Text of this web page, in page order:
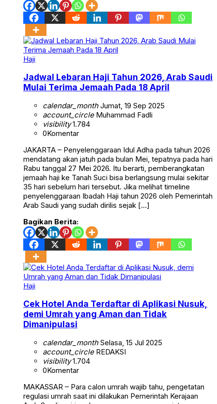
Haji
Jadwal Lebaran Haji Tahun 2026, Arab Saudi
Mulai Terima Jemaah Pada 18 April
calendar_monthJumat, 19 Sep 2025
account_circleMuhammad Fadli
visibility1.784
0Komentar
JAKARTA – Penyelenggaraan Idul Adha pada tahun 2026
mendatang akan jatuh pada bulan Mei, tepatnya pada hari
Rabu tanggal 27 Mei 2026. Itu berarti, pemberangkatan
jemaah haji ke Tanah Suci bisa berlangsung mulai sekitar
35 hari sebelum hari tersebut. Jika melihat timeline
penyelenggaraan Ibadah Haji tahun 2026 oleh Pemerintah
Arab Saudi yang sudah dirilis sejak […]
Bagikan Berita:
Haji
Cek Hotel Anda Terdaftar di Aplikasi Nusuk,
demi Umrah yang Aman dan Tidak
Dimanipulasi
calendar_monthSelasa, 15 Jul 2025
account_circleREDAKSI
visibility1.704
0Komentar
MAKASSAR – Para calon umrah wajib tahu, pengetatan
regulasi umrah saat ini dilakukan Pemerintah Kerajaan